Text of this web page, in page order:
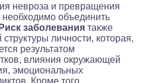
невроза и превращения
необходимо объединить
Риск заболевания также
структуры личности, которая,
результатом
влияния окружающей
эмоциональных